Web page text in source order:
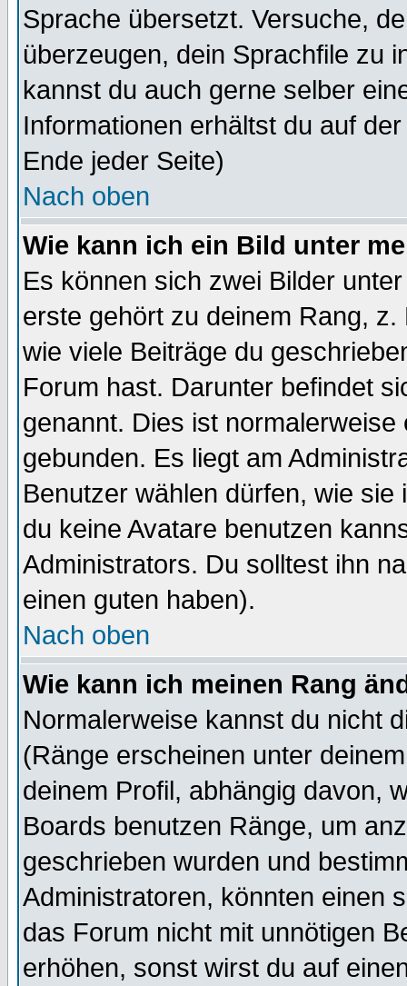
Sprache übersetzt. Versuche,
überzeugen, dein Sprachfile zu
kannst du auch gerne selber
Informationen erhältst du auf
Ende jeder Seite)
Nach oben
Wie kann ich ein Bild unter
Es können sich zwei Bilder
erste gehört zu deinem Rang,
wie viele Beiträge du
Forum hast. Darunter befindet
genannt. Dies ist
gebunden. Es liegt am
Benutzer wählen dürfen, wie
du keine Avatare benutzen
Administrators. Du solltest ihn
einen guten haben).
Nach oben
Wie kann ich meinen Rang
Normalerweise kannst du nicht
(Ränge erscheinen unter
deinem Profil, abhängig davon,
Boards benutzen Ränge, um
geschrieben wurden und
Administratoren, könnten einen
das Forum nicht mit unnötigen
erhöhen, sonst wirst du auf